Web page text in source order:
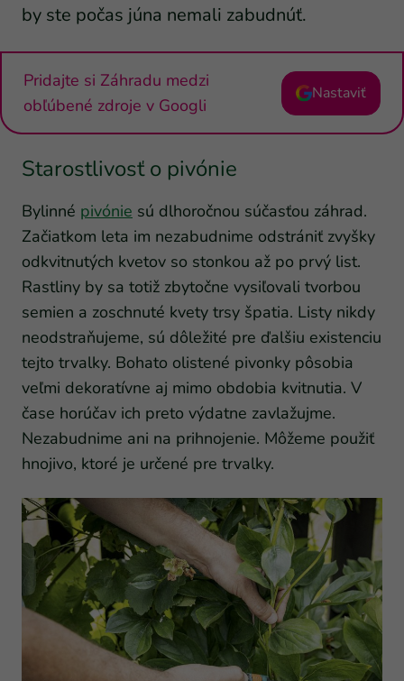
by ste počas júna nemali zabudnúť.
Pridajte si Záhradu medzi
obľúbené zdroje v Googli
Nastaviť
Starostlivosť o pivónie
Bylinné pivónie sú dlhoročnou súčasťou záhrad.
Začiatkom leta im nezabudnime odstrániť zvyšky
odkvitnutých kvetov so stonkou až po prvý list.
Rastliny by sa totiž zbytočne vysiľovali tvorbou
semien a zoschnuté kvety trsy špatia. Listy nikdy
neodstraňujeme, sú dôležité pre ďalšiu existenciu
tejto trvalky. Bohato olistené pivonky pôsobia
veľmi dekoratívne aj mimo obdobia kvitnutia. V
čase horúčav ich preto výdatne zavlažujme.
Nezabudnime ani na prihnojenie. Môžeme použiť
hnojivo, ktoré je určené pre trvalky.